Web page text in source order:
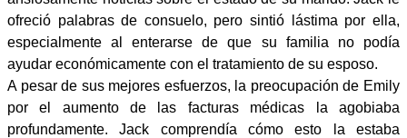
ofreció palabras de consuelo, pero sintió lástima por ella,
especialmente al enterarse de que su familia no podía
ayudar económicamente con el tratamiento de su esposo.
A pesar de sus mejores esfuerzos, la preocupación de Emily
por el aumento de las facturas médicas la agobiaba
profundamente. Jack comprendía cómo esto la estaba